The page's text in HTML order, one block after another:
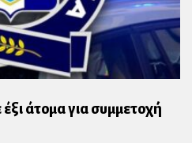
άτομα για συμμετοχή